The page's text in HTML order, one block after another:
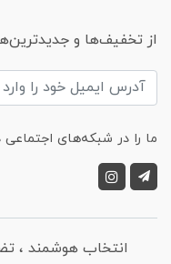
از تخفیف‌ها و
ما را در شبکه‌های اجتماعی
انتخاب هوشمند ،